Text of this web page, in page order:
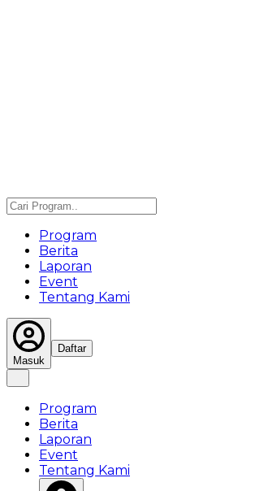
Program
Berita
Laporan
Event
Tentang Kami
Masuk
Daftar
Program
Berita
Laporan
Event
Tentang Kami